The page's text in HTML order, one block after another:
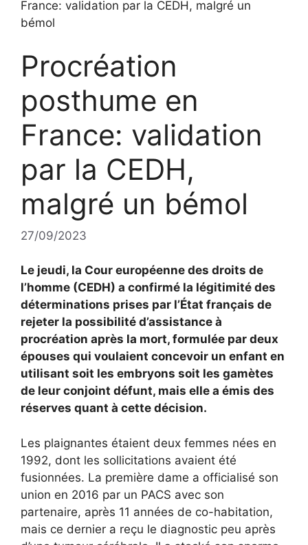
France: validation par la CEDH, malgré un
bémol
Procréation
posthume en
France: validation
par la CEDH,
malgré un bémol
27/09/2023
Le jeudi, la Cour européenne des droits de
l’homme (CEDH) a confirmé la légitimité des
déterminations prises par l’État français de
rejeter la possibilité d’assistance à
procréation après la mort, formulée par deux
épouses qui voulaient concevoir un enfant en
utilisant soit les embryons soit les gamètes
de leur conjoint défunt, mais elle a émis des
réserves quant à cette décision.
Les plaignantes étaient deux femmes nées en
1992, dont les sollicitations avaient été
fusionnées. La première dame a officialisé son
union en 2016 par un PACS avec son
partenaire, après 11 années de co-habitation,
mais ce dernier a reçu le diagnostic peu après